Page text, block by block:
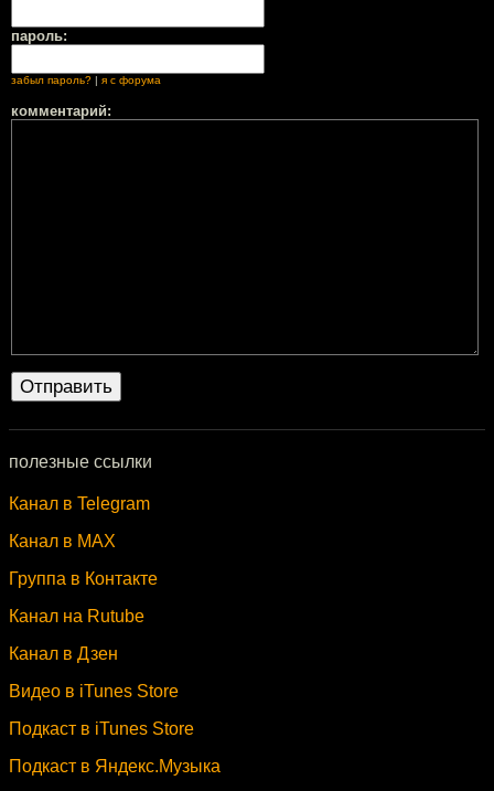
пароль:
забыл пароль? | я с форума
комментарий:
полезные ссылки
Канал в Telegram
Канал в MAX
Группа в Контакте
Канал на Rutube
Канал в Дзен
Видео в iTunes Store
Подкаст в iTunes Store
Подкаст в Яндекс.Музыка